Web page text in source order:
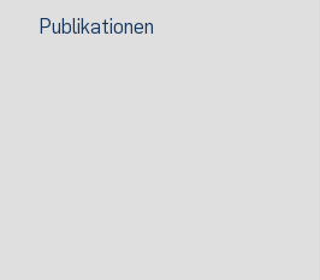
Publikationen